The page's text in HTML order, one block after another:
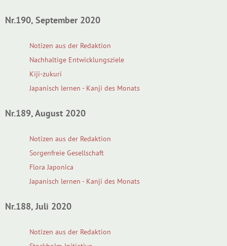
Nr.190, September 2020
Notizen aus der Redaktion
Nachhaltige Entwicklungsziele
Kiji-zukuri
Japanisch lernen - Kanji des Monats
Nr.189, August 2020
Notizen aus der Redaktion
Sorgenfreie Gesellschaft
Flora Japonica
Japanisch lernen - Kanji des Monats
Nr.188, Juli 2020
Notizen aus der Redaktion